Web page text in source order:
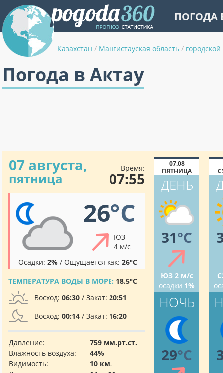
ПОГОДА
Казахстан / Мангистауская область /
Погода в Актау
07 августа,
пятница
Время:
07:55
26°C
ЮЗ
4 м/с
Осадки: 2% / Ощущается как: 26°C
ТЕМПЕРАТУРА ВОДЫ В МОРЕ: 18.5°C
Восход: 06:30 / Закат: 20:51
Восход: 00:14 / Закат: 16:20
Давление:
759 мм.рт.ст.
Влажность воздуха:
44%
Видимость:
10 км.
07.08
ПЯТНИЦА
ДЕНЬ
31°C
ЮЗ 2 м/с
осадки 1%
НОЧЬ
29°C